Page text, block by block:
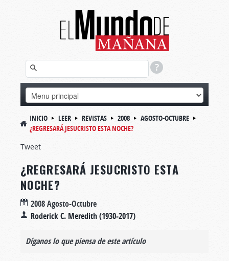
INICIO LEER REVISTAS 2008
AGOSTO-OCTUBRE
¿REGRESARÁ JESUCRISTO ESTA NOCHE?
Tweet
¿REGRESARÁ JESUCRISTO ESTA
NOCHE?
2008 Agosto-Octubre
Roderick C. Meredith (1930-2017)
Díganos lo que piensa de este artículo